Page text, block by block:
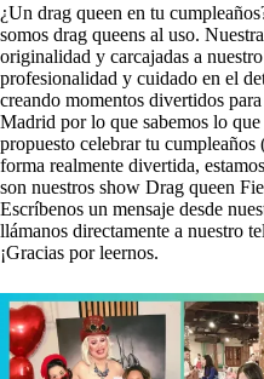
¿Un drag queen en tu
somos drag queens al uso.
originalidad y carcajadas a
profesionalidad y cuidado en el
creando momentos divertidos
Madrid por lo que sabemos lo que
propuesto celebrar tu
forma realmente divertida,
son nuestros show Drag queen
Escríbenos un mensaje desde
llámanos directamente a nuestro
¡Gracias por leernos.